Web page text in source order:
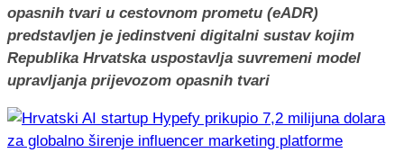
opasnih tvari u cestovnom prometu (eADR)
predstavljen je jedinstveni digitalni sustav kojim
Republika Hrvatska uspostavlja suvremeni model
upravljanja prijevozom opasnih tvari